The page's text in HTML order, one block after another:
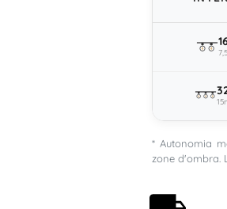
* Autonomia
zone d'ombra.